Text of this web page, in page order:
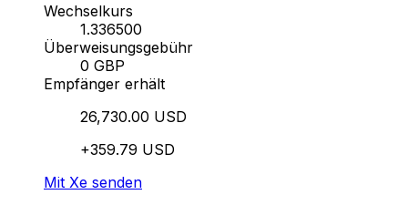
Wechselkurs
1.336500
Überweisungsgebühr
0 GBP
Empfänger erhält
26,730.00 USD
+359.79 USD
Mit Xe senden